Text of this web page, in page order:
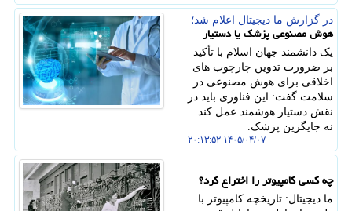
در گزارش ما دیجیتال اعلام شد؛
هوش مصنوعی پزشک یا دستیار
یک دانشمند جهان اسلام با تأکید
بر ضرورت تدوین چارچوب های
اخلاقی برای هوش مصنوعی در
سلامت گفت: این فناوری باید در
نقش دستیار هوشمند عمل کند
نه جایگزین پزشک.
۱۴۰۵/۰۴/۰۷ ۲۰:۱۳:۵۲
چه کسی کامپیوتر را اختراع کرد؟
ما دیجیتال: تاریخچه کامپیوتر با